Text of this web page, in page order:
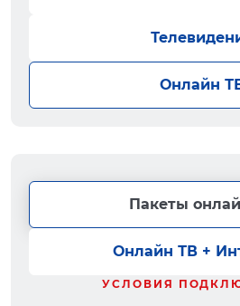
Онлайн
Пакеты
Онлайн ТВ +
УСЛОВИЯ